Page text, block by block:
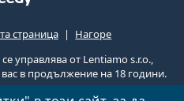
страница
Нагоре
управлява от Lentiamo s.r.o.,
вас в продължение на 18 години.